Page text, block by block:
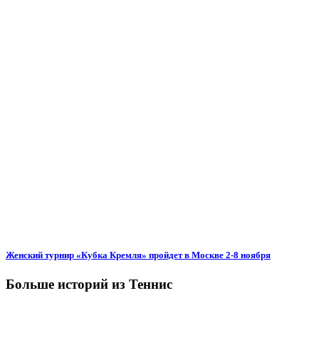
Женский турнир «Кубка Кремля» пройдет в Москве 2-8 ноября
Больше историй из Теннис